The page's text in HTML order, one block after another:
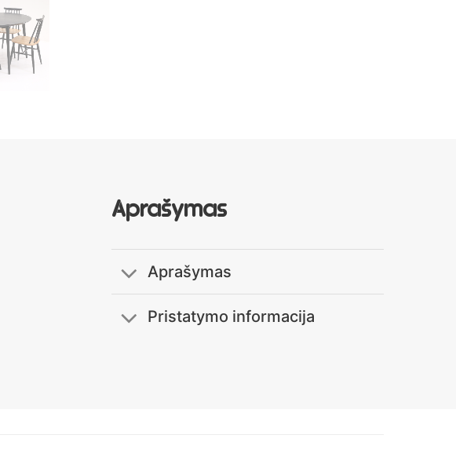
Aprašymas
Aprašymas
Pristatymo informacija